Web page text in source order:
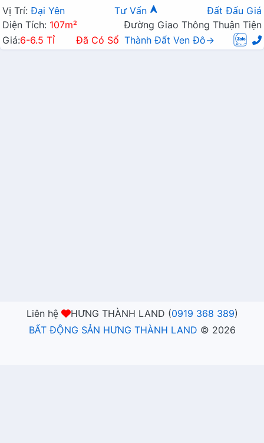
Vị Trí: Đại Yên Tư Vấn
Đất Đấu Giá
Diện Tích: 107m²
Đường Giao Thông Thuận Tiện
Giá:6-6.5 Tỉ Đã Có Sổ Thành Đất Ven Đô→
Liên hệ HƯNG THÀNH LAND (0919 368 389)
BẤT ĐỘNG SẢN HƯNG THÀNH LAND © 2026